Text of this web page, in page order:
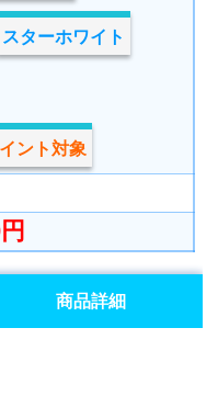
スターホワイト
ント対象
商品詳細